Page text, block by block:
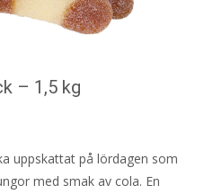
– 1,5 kg
uppskattat på lördagen som
med smak av cola. En